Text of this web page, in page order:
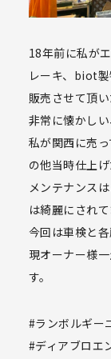
18年前に私が
レーキ、biot
販売させて頂い
非常に懐かし
私が関西に売
の他当時仕上げ
メンテナンス
は綺麗にされて
今回は車検と
現オーナー様
す。
#ランボルギー
#ディアブロエ